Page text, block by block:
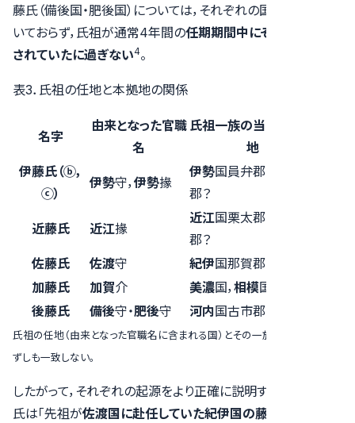
藤氏（備後国・肥後国）については，それぞれの国に本拠を置
いておらず，氏祖が通常4年間の任期期間中にその国に派遣
されていたに過ぎない4。
表3．氏祖の任地と本拠地の関係
名字
由来となった官職
名
氏祖一族の当時の本拠
地
伊藤氏（ⓑ，
ⓒ）
伊勢守， 伊勢掾
伊勢国員弁郡・度会
郡？
近藤氏 近江掾
近江国栗太郡・甲賀
郡？
佐藤氏 佐渡守 紀伊国那賀郡？
加藤氏
加賀介 美濃国， 相模国
後藤氏
備後守・肥後守 河内 国古市郡
氏祖の任地（由来となった官職名に含まれる国）とその一族の本拠地は，必
ずしも一致しない。
したがって，それぞれの起源をより正確に説明するなら，佐藤
氏は「先祖が佐渡国に赴任していた紀伊国の藤原氏